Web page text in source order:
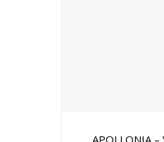
APOLLONIA